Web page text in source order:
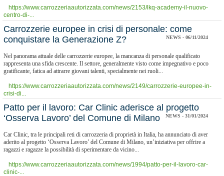
https://www.carrozzeriaautorizzata.com/news/2153/lkq-academy-il-nuovo-
centro-di-...
Carrozzerie europee in crisi di personale: come
conquistare la Generazione Z?
NEWS - 06/11/2024
Nel panorama attuale delle carrozzerie europee, la mancanza di personale qualificato
rappresenta una sfida crescente. Il settore, generalmente visto come impegnativo e poco
gratificante, fatica ad attrarre giovani talenti, specialmente nei ruoli...
https://www.carrozzeriaautorizzata.com/news/2149/carrozzerie-europee-in-
crisi-di...
Patto per il lavoro: Car Clinic aderisce al progetto
‘Osserva Lavoro’ del Comune di Milano
NEWS - 31/01/2024
Car Clinic, tra le principali reti di carrozzeria di proprietà in Italia, ha annunciato di aver
aderito al progetto ‘Osserva Lavoro’ del Comune di Milano, un’iniziativa per offrire a
ragazzi e ragazze la possibilità di sperimentare da vicino...
https://www.carrozzeriaautorizzata.com/news/1994/patto-per-il-lavoro-car-
clinic-...